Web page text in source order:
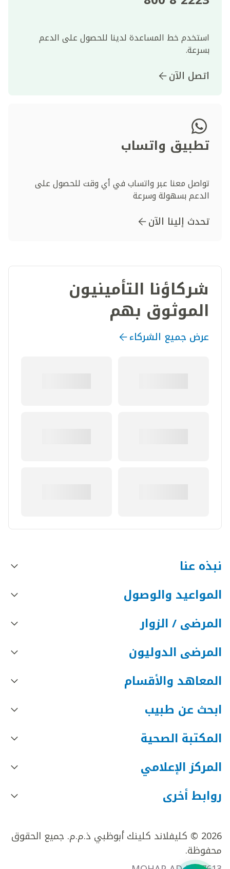
استخدم خط المساعدة لدينا للحصول على الدعم
بسرعة.
اتصل الآن
تطبيق واتساب
تواصل معنا عبر واتساب في أي وقت للحصول على
الدعم بسهولة وسرعة
تحدث إلينا الآن
شركاؤنا التأمينيون
الموثوق بهم
عرض جميع الشركاء
نبذه عنا
المواعيد والوصول
المرضى / الزوار
المرضى الدوليون
المعاهد والأقسام
ابحث عن طبيب
المكتبة الصحية
المركز الإعلامي
روابط أخرى
2026 © كليفلاند كلينك أبوظبي ذ.م.م. جميع الحقوق
محفوظة.